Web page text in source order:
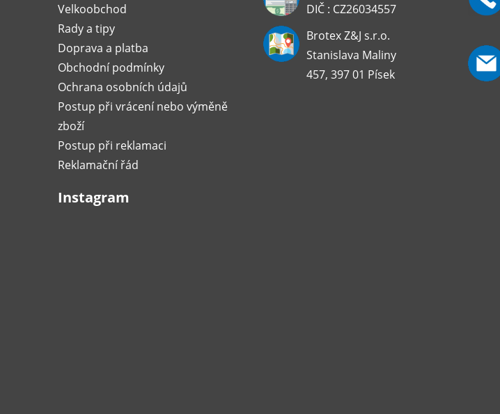
Velkoobchod
Rady a tipy
Doprava a platba
Obchodní podmínky
Ochrana osobních údajů
Postup při vrácení nebo výměně
zboží
Postup při reklamaci
Reklamační řád
DIČ : CZ26034557
Brotex Z&J s.r.o.
Stanislava Maliny
457, 397 01 Písek
Instagram